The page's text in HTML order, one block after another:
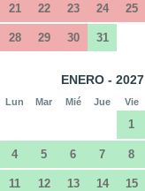
21 22 23 24 25
28 29 30 31
ENERO - 2027
Lun Mar Mié Jue Vie
1
4 5 6 7 8
11 12 13 14 15